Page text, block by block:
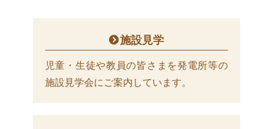
施設見学
児童・生徒や教員の皆さまを発電所等の
施設見学会にご案内しています。